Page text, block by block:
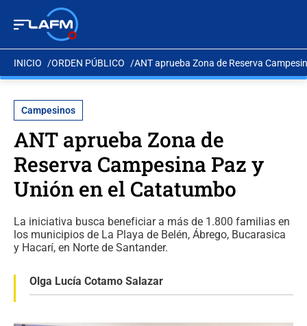
INICIO ORDEN PÚBLICO ANT aprueba Zona de Reserva
Campesinos
ANT aprueba Zona de
Reserva Campesina Paz y
Unión en el Catatumbo
La iniciativa busca beneficiar a más de 1.800 familias en
los municipios de La Playa de Belén, Ábrego, Bucarasica
y Hacarí, en Norte de Santander.
Olga Lucía Cotamo Salazar